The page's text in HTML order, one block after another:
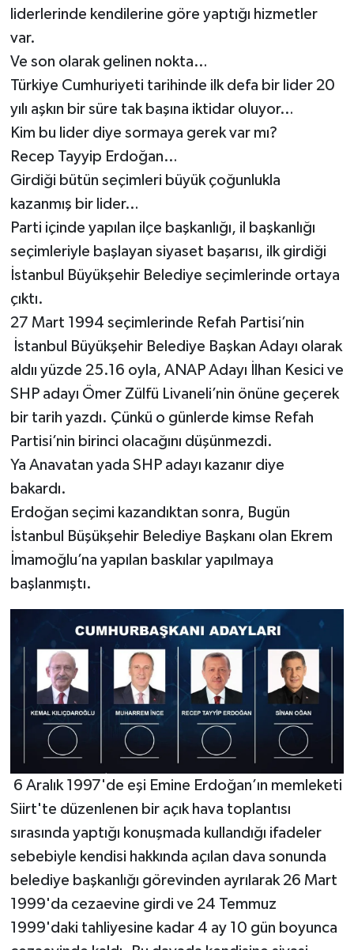
liderlerinde kendilerine göre yaptığı hizmetler
var.
Ve son olarak gelinen nokta…
Türkiye Cumhuriyeti tarihinde ilk defa bir lider 20
yılı aşkın bir süre tak başına iktidar oluyor…
Kim bu lider diye sormaya gerek var mı?
Recep Tayyip Erdoğan…
Girdiği bütün seçimleri büyük çoğunlukla
kazanmış bir lider…
Parti içinde yapılan ilçe başkanlığı, il başkanlığı
seçimleriyle başlayan siyaset başarısı, ilk girdiği
İstanbul Büyükşehir Belediye seçimlerinde ortaya
çıktı.
27 Mart 1994 seçimlerinde Refah Partisi’nin
İstanbul Büyükşehir Belediye Başkan Adayı olarak
aldıı yüzde 25.16 oyla, ANAP Adayı İlhan Kesici ve
SHP adayı Ömer Zülfü Livaneli’nin önüne geçerek
bir tarih yazdı. Çünkü o günlerde kimse Refah
Partisi’nin birinci olacağını düşünmezdi.
Ya Anavatan yada SHP adayı kazanır diye
bakardı.
Erdoğan seçimi kazandıktan sonra, Bugün
İstanbul Büşükşehir Belediye Başkanı olan Ekrem
İmamoğlu’na yapılan baskılar yapılmaya
başlanmıştı.
6 Aralık 1997'de eşi Emine Erdoğan’ın memleketi
Siirt'te düzenlenen bir açık hava toplantısı
sırasında yaptığı konuşmada kullandığı ifadeler
sebebiyle kendisi hakkında açılan dava sonunda
belediye başkanlığı görevinden ayrılarak 26 Mart
1999'da cezaevine girdi ve 24 Temmuz
1999'daki tahliyesine kadar 4 ay 10 gün boyunca